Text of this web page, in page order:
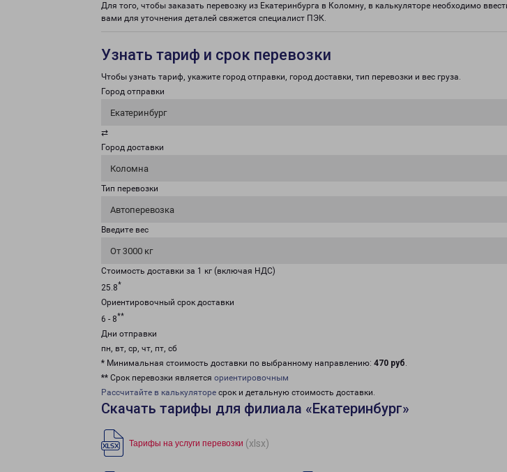
Для того, чтобы заказать перевозку из Екатеринбурга в Коломну, в калькуляторе необходимо
вами для уточнения деталей свяжется специалист ПЭК.
Узнать тариф и срок перевозки
Чтобы узнать тариф, укажите город отправки, город доставки, тип перевозки и вес груза.
Город отправки
Екатеринбург
⇄
Город доставки
Коломна
Тип перевозки
Автоперевозка
Введите вес
От 3000 кг
Стоимость доставки за 1 кг (включая НДС)
25.8*
Ориентировочный срок доставки
6 - 8**
Дни отправки
пн, вт, ср, чт, пт, сб
* Минимальная стоимость доставки по выбранному направлению: 470 руб.
** Срок перевозки является ориентировочным
Рассчитайте в калькуляторе срок и детальную стоимость доставки.
Скачать тарифы для филиала «Екатеринбург»
Тарифы на услуги перевозки (xlsx)